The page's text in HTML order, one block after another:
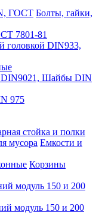
Болты, гайки,
7801-81
головкой DIN933,
Шайбы DIN
975
стойка и полки
Емкости и
Корзины
модуль 150 и 200
модуль 150 и 200